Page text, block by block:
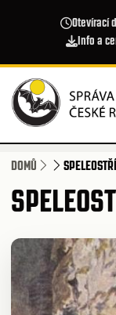
Otevírací
Info a
DOMŮ